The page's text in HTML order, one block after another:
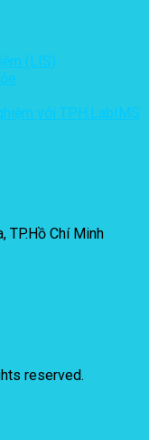
(LIS)
với TPH.LabIMS
TP.Hồ Chí Minh
reserved.